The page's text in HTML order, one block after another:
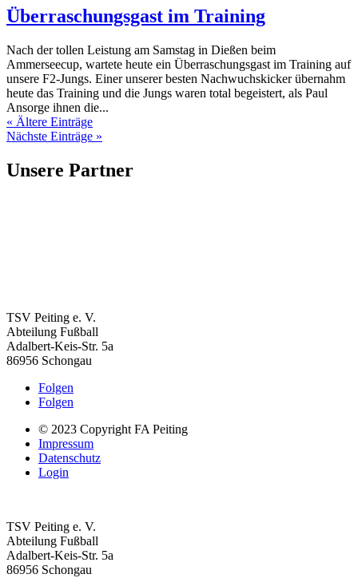
Überraschungsgast im Training
Nach der tollen Leistung am Samstag in Dießen beim
Ammerseecup, wartete heute ein Überraschungsgast im Training auf
unsere F2-Jungs. Einer unserer besten Nachwuchskicker übernahm
heute das Training und die Jungs waren total begeistert, als Paul
Ansorge ihnen die...
« Ältere Einträge
Nächste Einträge »
Unsere Partner
TSV Peiting e. V.
Abteilung Fußball
Adalbert-Keis-Str. 5a
86956 Schongau
Folgen
Folgen
© 2023 Copyright FA Peiting
Impressum
Datenschutz
Login
TSV Peiting e. V.
Abteilung Fußball
Adalbert-Keis-Str. 5a
86956 Schongau